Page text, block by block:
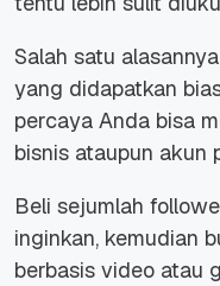
Salah satu
yang didapatkan
percaya Anda bisa
bisnis ataupun akun
Beli sejumlah
inginkan, kemudian
berbasis video atau